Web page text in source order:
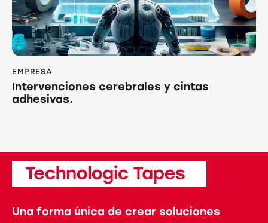
EMPRESA
Intervenciones cerebrales y cintas
adhesivas.
Una forma única de crear soluciones